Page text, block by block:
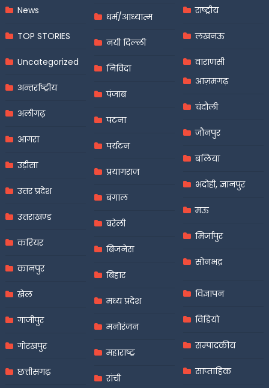
News
TOP STORIES
Uncategorized
अन्तर्राष्ट्रीय
अलीगढ़
आगरा
उड़ीसा
उत्तर प्रदेश
उत्तराखण्ड
करियर
कानपुर
खेल
गाजीपुर
गोरखपुर
छत्तीसगढ़
धर्म/आध्यात्म
नयी दिल्ली
निविदा
पंजाब
पटना
पर्यटन
प्रयागराज
बंगाल
बरेली
बिजनेस
बिहार
मध्य प्रदेश
मनोरंजन
महाराष्ट्र
रांची
राष्ट्रीय
लखनऊ
वाराणसी
आज़मगढ़
चंदौली
जौनपुर
बलिया
भदोही, ज्ञानपुर
मऊ
मिर्जापुर
सोनभद्र
विज्ञापन
विडियो
सम्पादकीय
साप्ताहिक